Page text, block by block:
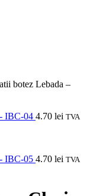
botez Lebada –
IBC-04 4.70 lei TVA
IBC-05 4.70 lei TVA